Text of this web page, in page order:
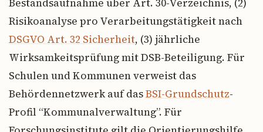
Bestandsaufnahme über Art. 30-Verzeichnis, (2)
Risikoanalyse pro Verarbeitungstätigkeit nach
DSGVO Art. 32 Sicherheit, (3) jährliche
Wirksamkeitsprüfung mit DSB-Beteiligung. Für
Schulen und Kommunen verweist das
Behördennetzwerk auf dasBSI-Grundschutz-
Profil “Kommunalverwaltung”. Für